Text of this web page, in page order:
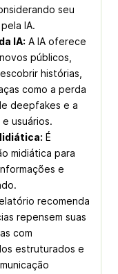
seu
IA.
IA: A IA oferece
públicos,
histórias,
como a perda
deepfakes e a
usuários.
É
midiática para
e
recomenda
repensem suas
com
estruturados e